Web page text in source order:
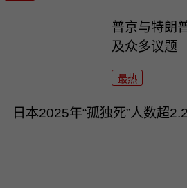
普京与特朗
及众多议题
最热
日本2025年“孤独死”人数超